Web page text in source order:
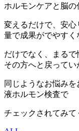
ホルモンケアと脳の
変えるだけで、安
量で成果がでやす
だけでなく、まる
その方へと戻ってい
同じようなお悩み
液ホルモン検査で
チェックされてみて